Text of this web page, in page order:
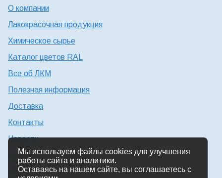
О компании
Лакокрасочная продукция
Химическое сырье
Каталог цветов RAL
Все об ЛКМ
Полезная информация
Доставка
Контакты
Новости
Консультация технолога
Работа в Химтэк
Мы используем файлы cookies для улучшения
работы сайта и аналитики.
Оставаясь на нашем сайте, вы соглашаетесь с